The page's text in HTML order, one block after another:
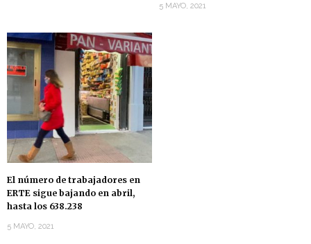
5 MAYO, 2021
El número de trabajadores en
ERTE sigue bajando en abril,
hasta los 638.238
5 MAYO, 2021